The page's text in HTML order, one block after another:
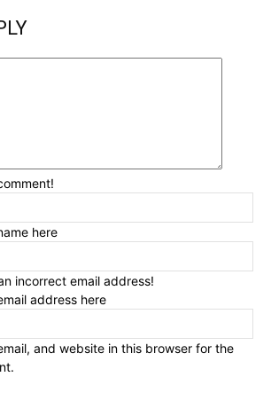
here
incorrect email address!
address here
and website in this browser for the